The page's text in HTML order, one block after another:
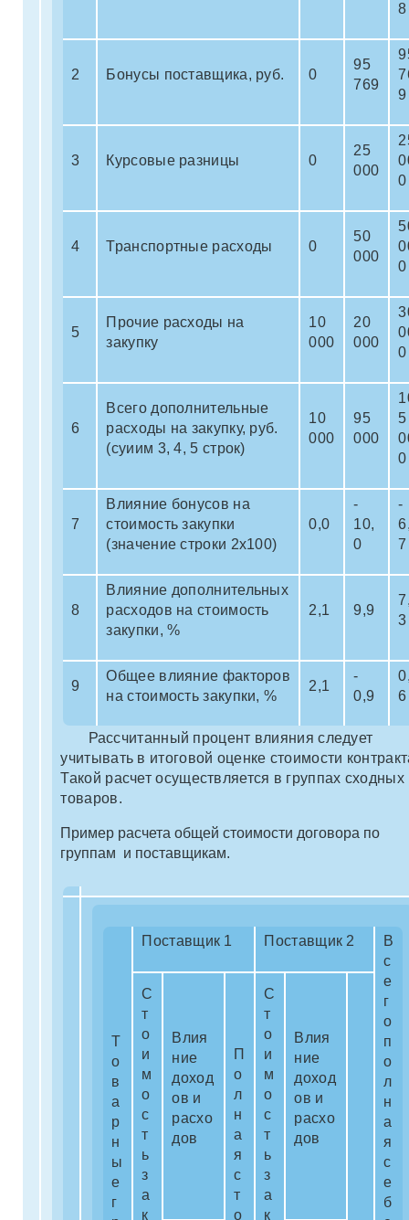
8
2 Бонусы поставщика, руб. 0
95
769
9
3 Курсовые разницы 0
25
000
0
4 Транспортные расходы 0
50
000
0
5
Прочие расходы на
закупку
10
000
20
000
0
6
Всего дополнительные
расходы на закупку, руб.
(суиим 3, 4, 5 строк)
10
000
95
000
5
0
7
Влияние бонусов на
стоимость закупки
(значение строки 2х100)
0,0
-
10,
0
-
7
8
Влияние дополнительных
расходов на стоимость
закупки, %
2,1 9,9
3
9
Общее влияние факторов
на стоимость закупки, %
2,1
-
0,9
6
Рассчитанный процент влияния следует
учитывать в итоговой оценке стоимости
Такой расчет осуществляется в группах сходных
товаров.
Пример расчета общей стоимости договора по
группам и поставщикам.
Т
о
в
а
р
н
ы
е
г
Поставщик 1 Поставщик 2
В
с
е
г
о
п
о
л
н
а
я
с
е
б
С
т
о
и
м
о
с
т
ь
з
а
к
Влия
ние
доход
ов и
расхо
дов
П
о
л
н
а
я
с
т
о
С
т
о
и
м
о
с
т
ь
з
а
к
Влия
ние
доход
ов и
расхо
дов